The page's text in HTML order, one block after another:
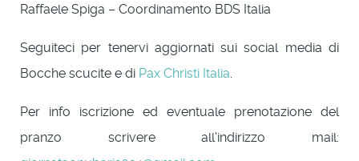
Raffaele Spiga – Coordinamento BDS Italia
Seguiteci per tenervi aggiornati sui social media di
Bocche scucite e di Pax Christi Italia.
Per info iscrizione ed eventuale prenotazione del
pranzo scrivere all'indirizzo mail: